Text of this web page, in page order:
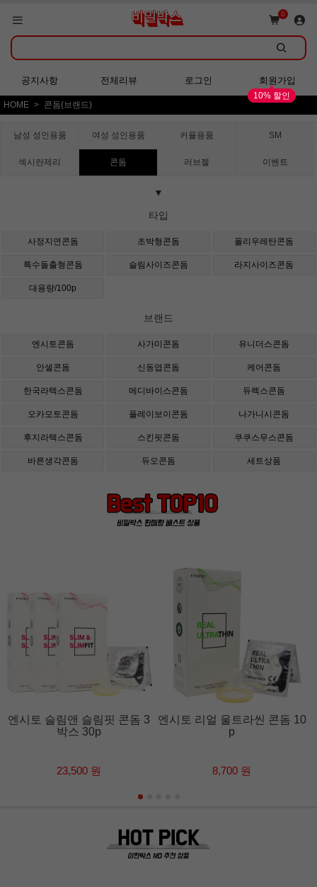
0
회원가입 시 다양한 혜택 증정!
공지사항 전체리뷰 로그인 회원가입
10% 할인
HOME
콘돔(브랜드)
남성 성인용품 여성 성인용품 커플용품 SM
섹시란제리 콘돔 러브젤 이벤트
▼
타입
사정지연콘돔 초박형콘돔 폴리우레탄콘돔
특수돌출형콘돔 슬림사이즈콘돔 라지사이즈콘돔
대용량/100p
브랜드
엔시토콘돔 사가미콘돔 유니더스콘돔
안셀콘돔 신동엽콘돔 케어콘돔
한국라텍스콘돔 메디바이스콘돔 듀렉스콘돔
오카모토콘돔 플레이보이콘돔 나가니시콘돔
후지라텍스콘돔 스킨핏콘돔 쿠쿠스무스콘돔
바른생각콘돔 듀오콘돔 세트상품
엔시토 슬림앤 슬림핏 콘돔 3
박스 30p
23,500 원
엔시토 리얼 울트라씬 콘돔 10
p
8,700 원